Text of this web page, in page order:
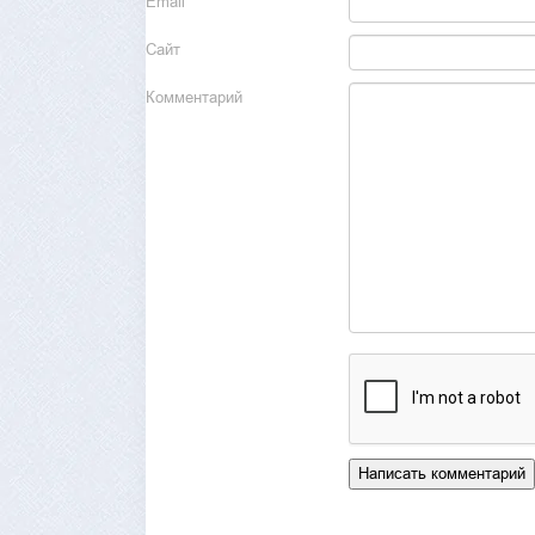
Сайт
Комментарий